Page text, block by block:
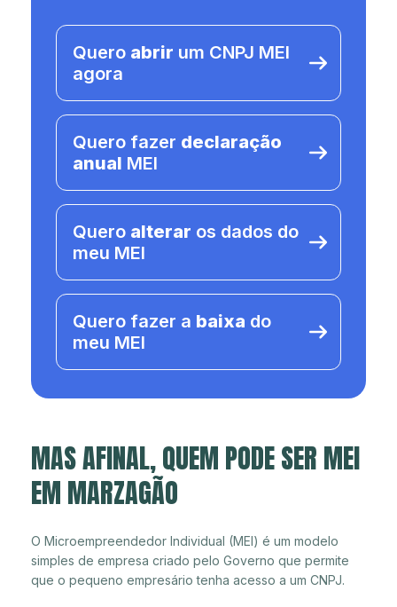
Quero abrir um CNPJ MEI
agora
Quero fazer declaração
anual MEI
Quero alterar os dados do
meu MEI
Quero fazer a baixa do
meu MEI
MAS AFINAL, QUEM PODE SER MEI
EM MARZAGÃO
O Microempreendedor Individual (MEI) é um modelo
simples de empresa criado pelo Governo que permite
que o pequeno empresário tenha acesso a um CNPJ.